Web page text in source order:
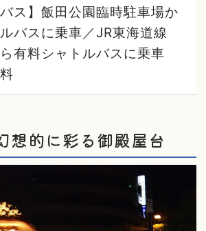
バス】飯田公園臨時駐車場か
バスに乗車／JR東海道線
ら有料シャトルバスに乗車
想的に彩る御殿屋台